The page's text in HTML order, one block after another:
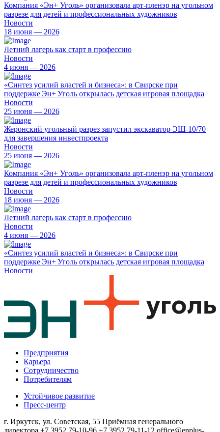
Компания «Эн+ Уголь» организовала арт-пленэр на угольном
разрезе для детей и профессиональных художников
Новости
18 июня — 2026
Летний лагерь как старт в профессию
Новости
4 июня — 2026
«Синтез усилий властей и бизнеса»: в Свирске при
поддержке Эн+ Уголь открылась детская игровая площадка
Новости
25 июня — 2026
Жеронский угольный разрез запустил экскаватор ЭШ-10/70
для завершения инвестпроекта
Новости
25 июня — 2026
Компания «Эн+ Уголь» организовала арт-пленэр на угольном
разрезе для детей и профессиональных художников
Новости
18 июня — 2026
Летний лагерь как старт в профессию
Новости
4 июня — 2026
«Синтез усилий властей и бизнеса»: в Свирске при
поддержке Эн+ Уголь открылась детская игровая площадка
Новости
Предприятия
Карьера
Сотрудничество
Потребителям
Устойчивое развитие
Пресс-центр
г. Иркутск, ул. Советская, 55 Приёмная генерального
директора +7 3952 79-10-96 +7 3952 79-11-12 office@enplus-